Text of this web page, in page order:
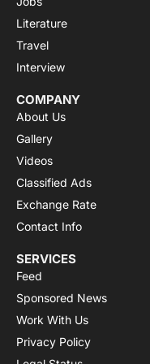
Literature
Travel
Interview
COMPANY
About Us
Gallery
Videos
Classified Ads
Exchange Rate
Contact Info
SERVICES
Feed
Sponsored News
Work With Us
Privacy Policy